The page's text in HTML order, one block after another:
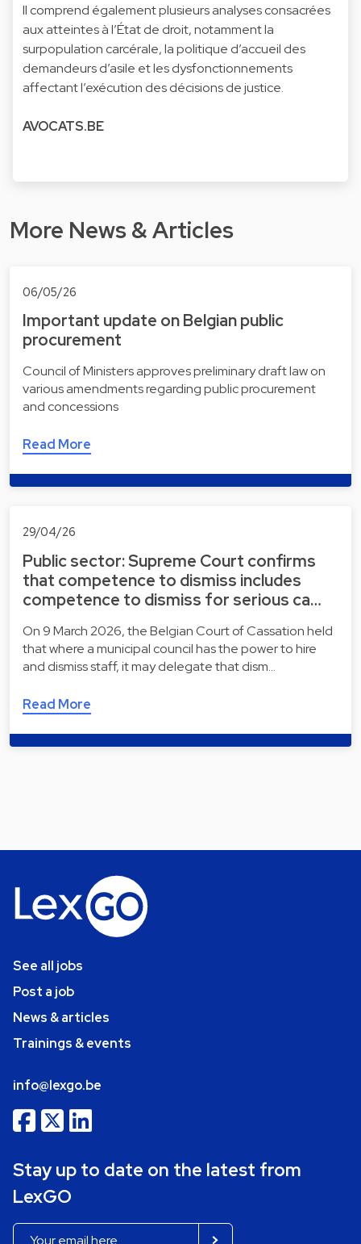
Il comprend également plusieurs analyses consacrées
aux atteintes à l’État de droit, notamment la
surpopulation carcérale, la politique d’accueil des
demandeurs d’asile et les dysfonctionnements
affectant l’exécution des décisions de justice.
AVOCATS.BE
More News & Articles
06/05/26
Important update on Belgian public
procurement
Council of Ministers approves preliminary draft law on
various amendments regarding public procurement
and concessions
Read More
29/04/26
Public sector: Supreme Court confirms
that competence to dismiss includes
competence to dismiss for serious ca…
On 9 March 2026, the Belgian Court of Cassation held
that where a municipal council has the power to hire
and dismiss staff, it may delegate that dism…
Read More
See all jobs
Post a job
News & articles
Trainings & events
info@lexgo.be
Stay up to date on the latest from
LexGO